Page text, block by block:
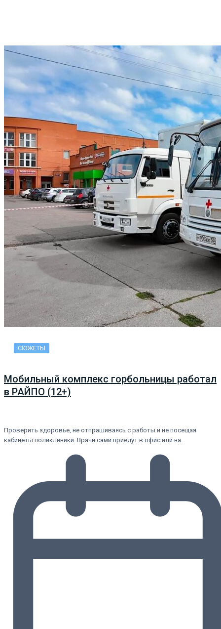
СЮЖЕТЫ
Мобильный комплекс горбольницы работал
в РАЙПО (12+)
Проверить здоровье, не отпрашиваясь с работы и не посещая
кабинеты поликлиники. Врачи сами приедут в офис или на…